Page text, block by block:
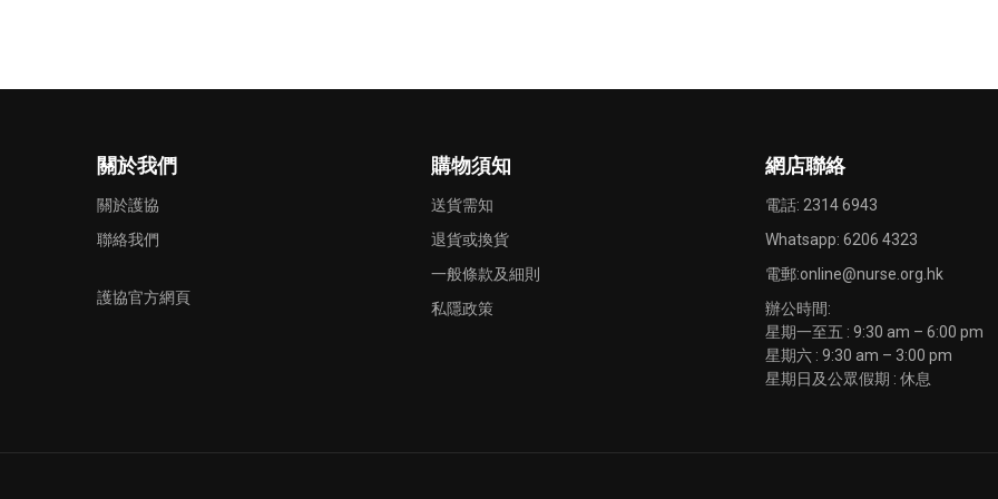
關於我們
關於護協
聯絡我們
護協官方網頁
購物須知
送貨需知
退貨或換貨
一般條款及細則
私隱政策
網店聯絡
電話: 2314 6943
Whatsapp: 6206 4323
電郵:online@nurse.org.hk
辦公時間:
星期一至五 : 9:30 am – 6:00 pm
星期六 : 9:30 am – 3:00 pm
星期日及公眾假期 : 休息